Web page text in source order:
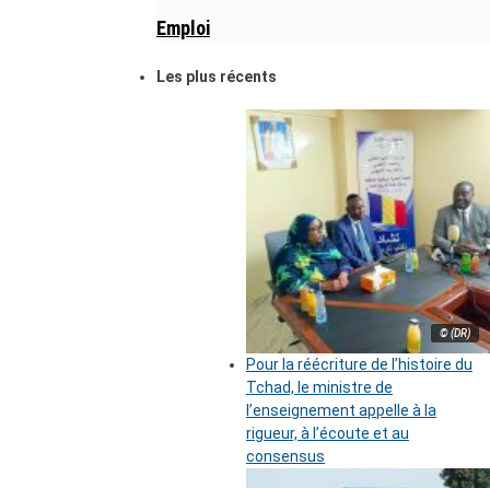
Emploi
Les plus récents
© (DR)
Pour la réécriture de l’histoire du
Tchad, le ministre de
l’enseignement appelle à la
rigueur, à l’écoute et au
consensus